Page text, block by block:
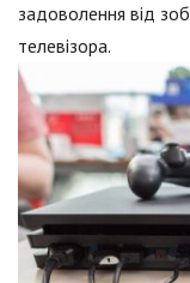
задоволення від
телевізора.